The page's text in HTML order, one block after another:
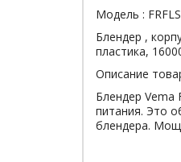
Модель :
Блендер ,
пластика,
Описание
Блендер Vema
питания. Это
блендера.